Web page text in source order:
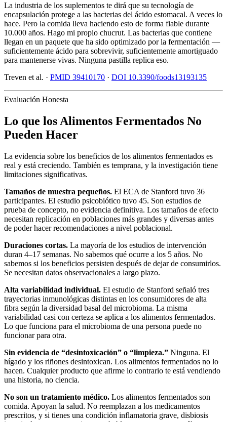
La industria de los suplementos te dirá que su tecnología de
encapsulación protege a las bacterias del ácido estomacal. A veces lo
hace. Pero la comida lleva haciendo esto de forma fiable durante
10.000 años. Hago mi propio chucrut. Las bacterias que contiene
llegan en un paquete que ha sido optimizado por la fermentación —
suficientemente ácido para sobrevivir, suficientemente amortiguado
para mantenerse vivas. Ninguna pastilla replica eso.
Treven et al. · PMID 39410170 · DOI 10.3390/foods13193135
Evaluación Honesta
Lo que los Alimentos Fermentados No
Pueden Hacer
La evidencia sobre los beneficios de los alimentos fermentados es
real y está creciendo. También es temprana, y la investigación tiene
limitaciones significativas.
Tamaños de muestra pequeños. El ECA de Stanford tuvo 36
participantes. El estudio psicobiótico tuvo 45. Son estudios de
prueba de concepto, no evidencia definitiva. Los tamaños de efecto
necesitan replicación en poblaciones más grandes y diversas antes
de poder hacer recomendaciones a nivel poblacional.
Duraciones cortas. La mayoría de los estudios de intervención
duran 4–17 semanas. No sabemos qué ocurre a los 5 años. No
sabemos si los beneficios persisten después de dejar de consumirlos.
Se necesitan datos observacionales a largo plazo.
Alta variabilidad individual. El estudio de Stanford señaló tres
trayectorias inmunológicas distintas en los consumidores de alta
fibra según la diversidad basal del microbioma. La misma
variabilidad casi con certeza se aplica a los alimentos fermentados.
Lo que funciona para el microbioma de una persona puede no
funcionar para otra.
Sin evidencia de “desintoxicación” o “limpieza.” Ninguna. El
hígado y los riñones desintoxican. Los alimentos fermentados no lo
hacen. Cualquier producto que afirme lo contrario te está vendiendo
una historia, no ciencia.
No son un tratamiento médico. Los alimentos fermentados son
comida. Apoyan la salud. No reemplazan a los medicamentos
prescritos, y si tienes una condición inflamatoria grave, disbiosis